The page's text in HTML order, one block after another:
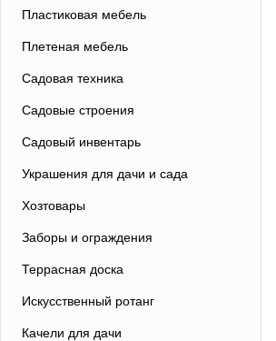
Пластиковая мебель
Плетеная мебель
Садовая техника
Садовые строения
Садовый инвентарь
Украшения для дачи и сада
Хозтовары
Заборы и ограждения
Террасная доска
Искусственный ротанг
Качели для дачи